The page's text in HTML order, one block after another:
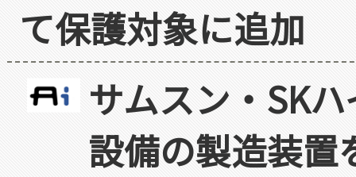
て保護対象に追加
サムスン・SK
設備の製造装置